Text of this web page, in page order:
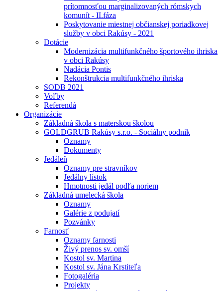
prítomnosťou marginalizovaných rómskych
komunít - II.fáza
Poskytovanie miestnej občianskej poriadkovej
služby v obci Rakúsy - 2021
Dotácie
Modernizácia multifunkčného športového ihriska
v obci Rakúsy
Nadácia Pontis
Rekonštrukcia multifunkčného ihriska
SODB 2021
Voľby
Referendá
Organizácie
Základná škola s materskou školou
GOLDGRUB Rakúsy s.r.o. - Sociálny podnik
Oznamy
Dokumenty
Jedáleň
Oznamy pre stravníkov
Jedálny lístok
Hmotnosti jedál podľa noriem
Základná umelecká škola
Oznamy
Galérie z podujatí
Pozvánky
Farnosť
Oznamy farnosti
Živý prenos sv. omší
Kostol sv. Martina
Kostol sv. Jána Krstiteľa
Fotogaléria
Projekty